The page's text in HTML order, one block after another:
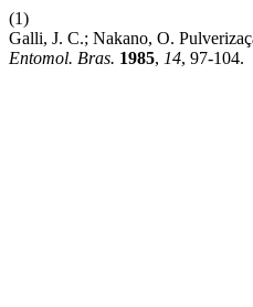
(1)
Galli, J. C.; Nakano, O.
Entomol. Bras. 1985, 14, 97-104.